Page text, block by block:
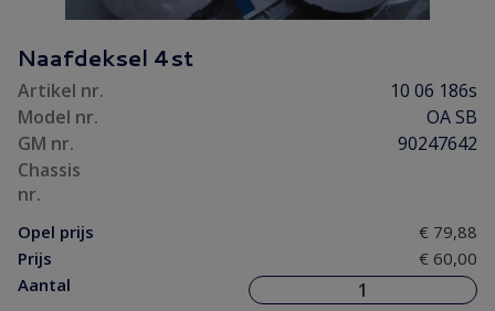
Naafdeksel 4st
Artikel nr.
10 06 186s
Model nr.
OA SB
GM nr.
90247642
Chassis
nr.
Opel prijs
€ 79,88
Prijs
€ 60,00
Aantal